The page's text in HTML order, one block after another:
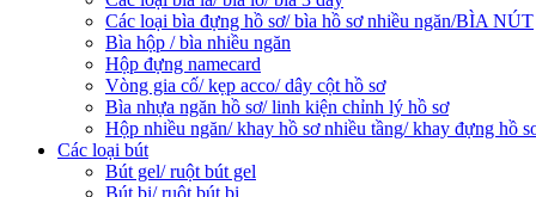
Các loại bìa đựng hồ sơ/ bìa hồ sơ nhiều ngăn/BÌA NÚT
Bìa hộp / bìa nhiều ngăn
Hộp đựng namecard
Vòng gia cố/ kẹp acco/ dây cột hồ sơ
Bìa nhựa ngăn hồ sơ/ linh kiện chỉnh lý hồ sơ
Hộp nhiều ngăn/ khay hồ sơ nhiều tầng/ khay đựng hồ
Các loại bút
Bút gel/ ruột bút gel
Bút bi/ ruột bút bi